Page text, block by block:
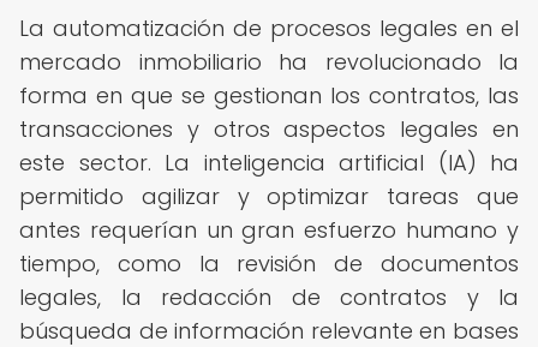
La automatización de procesos legales en el
mercado inmobiliario ha revolucionado la
forma en que se gestionan los contratos, las
transacciones y otros aspectos legales en
este sector. La inteligencia artificial (IA) ha
permitido agilizar y optimizar tareas que
antes requerían un gran esfuerzo humano y
tiempo, como la revisión de documentos
legales, la redacción de contratos y la
búsqueda de información relevante en bases